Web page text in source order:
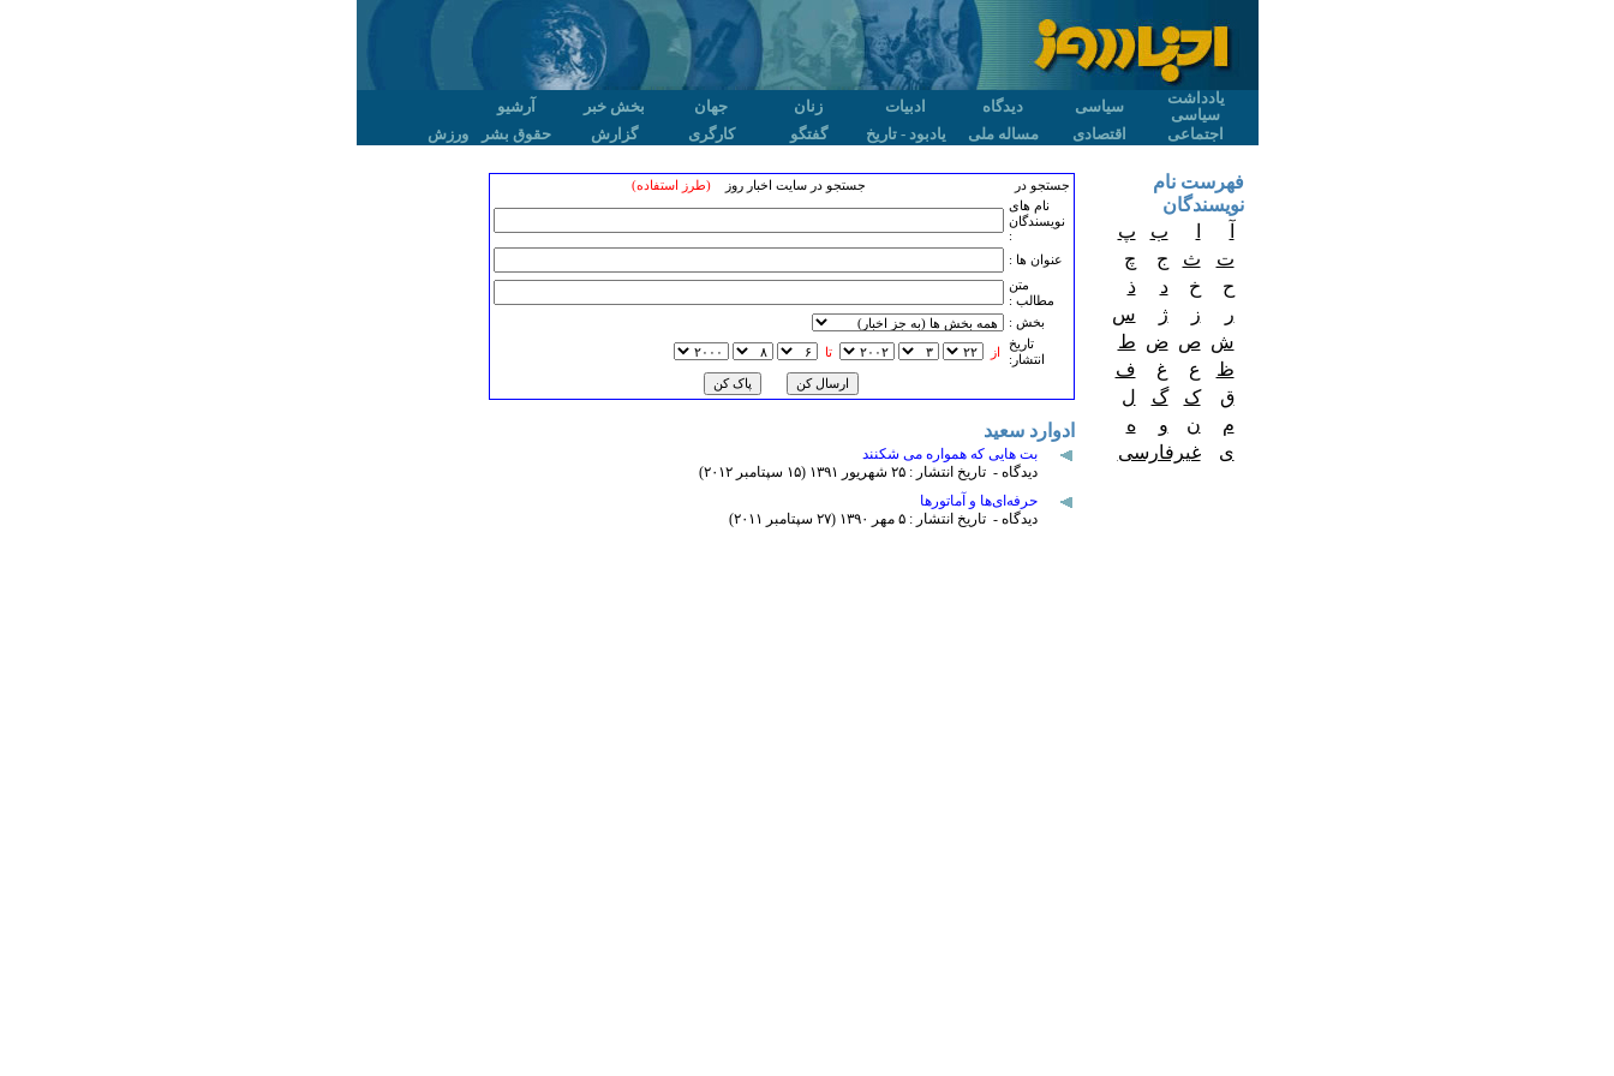
یادداشت
سیاسی
سیاسی دیدگاه ادبیات زنان جهان بخش خبر
آرشیو
اجتماعی
اقتصادی مساله ملی یادبود - تاریخ گفتگو کارگری گزارش حقوق بشر ورزش
جستجو در جستجو در سایت اخبار روز(طرز استفاده)
نام های
نویسندگان
:
عنوان ها :
متن
مطالب :
بخش :
تاريخ
انتشار:
از تا
ادوارد سعید
بت هایی که همواره می شکنند
دیدگاه - تاریخ انتشار : ۲۵ شهريور ۱٣۹۱ (۱۵ سپتامبر ۲۰۱۲)
حرفه‌ای‌ها و آماتورها
دیدگاه - تاریخ انتشار : ۵ مهر ۱٣۹۰ (۲۷ سپتامبر ۲۰۱۱)
فهرست نام
نویسندگان
ب
پ
ت
ث ج
چ
ح
خ د
ذ
ر
ز ژ
س
ش ص ض ط
ظ
ع غ
ف
ق
ک گ
ل
م
ن و
ه
ی
غیرفارسی